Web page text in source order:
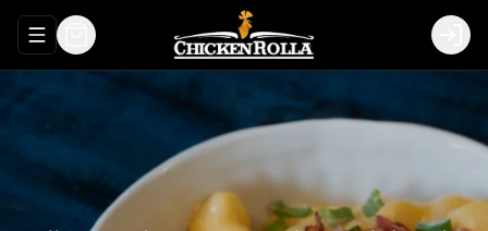
Abrir menu de navegación Login